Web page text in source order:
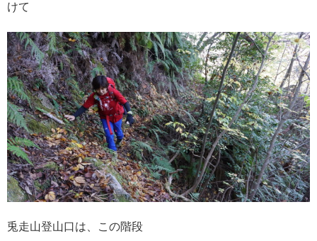
けて
兎走山登山口は、この階段